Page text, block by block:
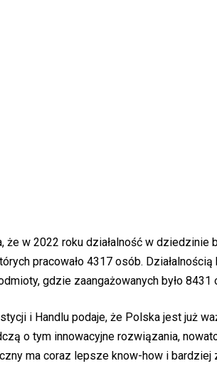
że w 2022 roku działalność w
pracowało 4317 osób.
gdzie zaangażowanych było 8431
i Handlu podaje, że Polska jest już
o tym innowacyjne rozwiązania,
ma coraz lepsze know-how i bardziej